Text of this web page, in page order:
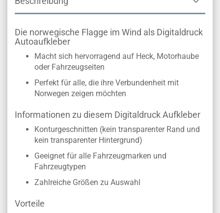
Die norwegische Flagge im Wind als Digitaldruck
Autoaufkleber
Macht sich hervorragend auf Heck, Motorhaube
oder Fahrzeugseiten
Perfekt für alle, die ihre Verbundenheit mit
Norwegen zeigen möchten
Informationen zu diesem Digitaldruck Aufkleber
Konturgeschnitten (kein transparenter Rand und
kein transparenter Hintergrund)
Geeignet für alle Fahrzeugmarken und
Fahrzeugtypen
Zahlreiche Größen zu Auswahl
Vorteile